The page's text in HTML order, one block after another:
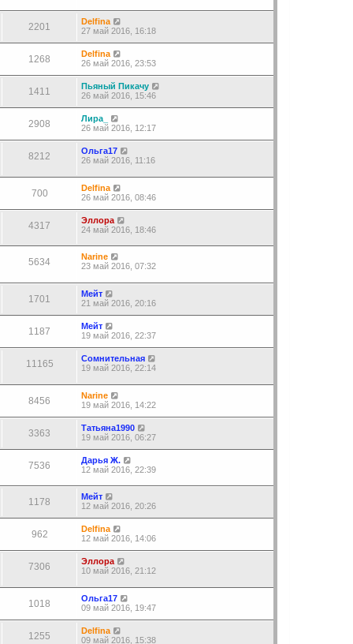
2201
Delfina
27 май 2016, 16:18
1268
Delfina
26 май 2016, 23:53
1411
Пьяный Пикачу
26 май 2016, 15:46
2908
Лира_
26 май 2016, 12:17
8212
Ольга17
26 май 2016, 11:16
700
Delfina
26 май 2016, 08:46
4317
Эллора
24 май 2016, 18:46
5634
Narine
23 май 2016, 07:32
1701
Мейт
21 май 2016, 20:16
1187
Мейт
19 май 2016, 22:37
11165
Сомнительная
19 май 2016, 22:14
8456
Narine
19 май 2016, 14:22
3363
Татьяна1990
19 май 2016, 06:27
7536
Дарья Ж.
12 май 2016, 22:39
1178
Мейт
12 май 2016, 20:26
962
Delfina
12 май 2016, 14:06
7306
Эллора
10 май 2016, 21:12
1018
Ольга17
09 май 2016, 19:47
1255
Delfina
09 май 2016, 15:38